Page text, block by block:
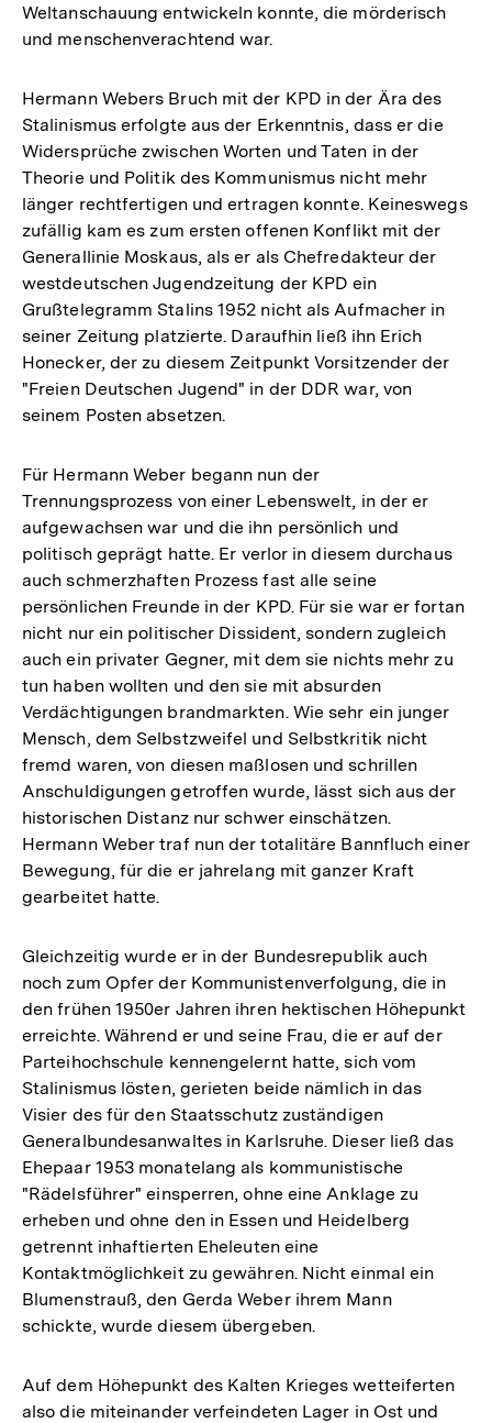
Weltanschauung entwickeln konnte, die mörderisch
und menschenverachtend war.
Hermann Webers Bruch mit der KPD in der Ära des
Stalinismus erfolgte aus der Erkenntnis, dass er die
Widersprüche zwischen Worten und Taten in der
Theorie und Politik des Kommunismus nicht mehr
länger rechtfertigen und ertragen konnte. Keineswegs
zufällig kam es zum ersten offenen Konflikt mit der
Generallinie Moskaus, als er als Chefredakteur der
westdeutschen Jugendzeitung der KPD ein
Grußtelegramm Stalins 1952 nicht als Aufmacher in
seiner Zeitung platzierte. Daraufhin ließ ihn Erich
Honecker, der zu diesem Zeitpunkt Vorsitzender der
"Freien Deutschen Jugend" in der DDR war, von
seinem Posten absetzen.
Für Hermann Weber begann nun der
Trennungsprozess von einer Lebenswelt, in der er
aufgewachsen war und die ihn persönlich und
politisch geprägt hatte. Er verlor in diesem durchaus
auch schmerzhaften Prozess fast alle seine
persönlichen Freunde in der KPD. Für sie war er fortan
nicht nur ein politischer Dissident, sondern zugleich
auch ein privater Gegner, mit dem sie nichts mehr zu
tun haben wollten und den sie mit absurden
Verdächtigungen brandmarkten. Wie sehr ein junger
Mensch, dem Selbstzweifel und Selbstkritik nicht
fremd waren, von diesen maßlosen und schrillen
Anschuldigungen getroffen wurde, lässt sich aus der
historischen Distanz nur schwer einschätzen.
Hermann Weber traf nun der totalitäre Bannfluch einer
Bewegung, für die er jahrelang mit ganzer Kraft
gearbeitet hatte.
Gleichzeitig wurde er in der Bundesrepublik auch
noch zum Opfer der Kommunistenverfolgung, die in
den frühen 1950er Jahren ihren hektischen Höhepunkt
erreichte. Während er und seine Frau, die er auf der
Parteihochschule kennengelernt hatte, sich vom
Stalinismus lösten, gerieten beide nämlich in das
Visier des für den Staatsschutz zuständigen
Generalbundesanwaltes in Karlsruhe. Dieser ließ das
Ehepaar 1953 monatelang als kommunistische
"Rädelsführer" einsperren, ohne eine Anklage zu
erheben und ohne den in Essen und Heidelberg
getrennt inhaftierten Eheleuten eine
Kontaktmöglichkeit zu gewähren. Nicht einmal ein
Blumenstrauß, den Gerda Weber ihrem Mann
schickte, wurde diesem übergeben.
Auf dem Höhepunkt des Kalten Krieges wetteiferten
also die miteinander verfeindeten Lager in Ost und